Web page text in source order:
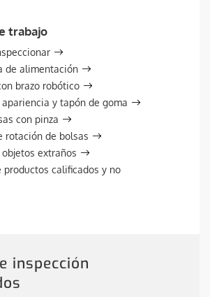
trabajo
de alimentación
brazo robótico
y tapón de goma
con pinza
rotación de bolsas
extraños
productos calificados y no
inspección